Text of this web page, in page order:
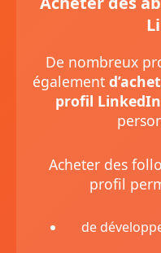
De nombreux
également
profil LinkedIn
Acheter des
profil
de